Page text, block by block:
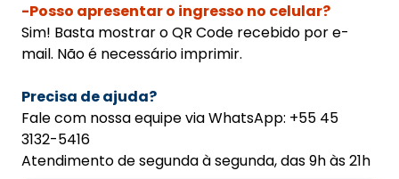
-Posso apresentar o ingresso no celular?
Sim! Basta mostrar o QR Code recebido por e-
mail. Não é necessário imprimir.
Precisa de ajuda?
Fale com nossa equipe via WhatsApp: +55 45
3132-5416
Atendimento de segunda à segunda, das 9h às 21h